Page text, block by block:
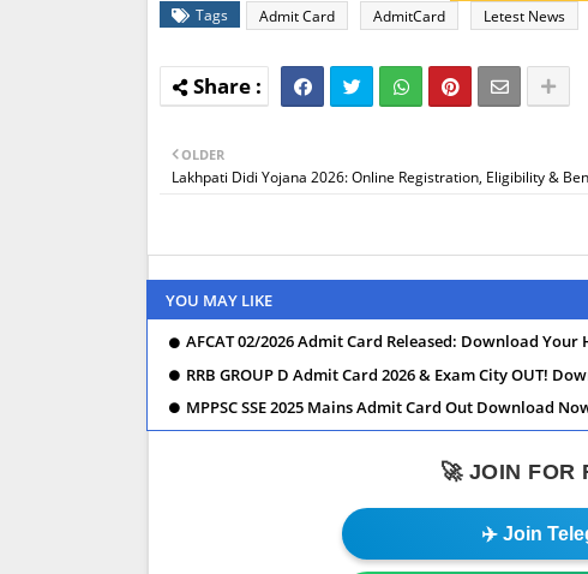
Tags Admit Card AdmitCard Letest News
OLDER
Lakhpati Didi Yojana 2026: Online Registration, Eligibility &
YOU MAY LIKE
AFCAT 02/2026 Admit Card Released: Download Your
RRB GROUP D Admit Card 2026 & Exam City OUT!
MPPSC SSE 2025 Mains Admit Card Out Download
🚀 JOIN FOR
✈️ Join